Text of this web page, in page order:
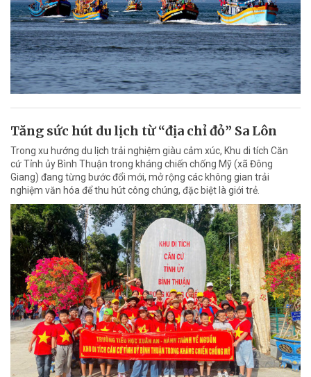
Tăng sức hút du lịch từ “địa chỉ đỏ” Sa Lôn
Trong xu hướng du lịch trải nghiệm giàu cảm xúc, Khu di tích Căn
cứ Tỉnh ủy Bình Thuận trong kháng chiến chống Mỹ (xã Đông
Giang) đang từng bước đổi mới, mở rộng các không gian trải
nghiệm văn hóa để thu hút công chúng, đặc biệt là giới trẻ.